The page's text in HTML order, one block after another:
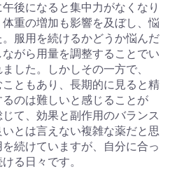
後になると集中力がなくなり
重の増加も影響を及ぼし、悩
服用を続けるかどうか悩んだ
がら用量を調整することでい
した。しかしその一方で、
ともあり、長期的に見ると精
のは難しいと感じることが
て、効果と副作用のバランス
とは言えない複雑な薬だと思
続けていますが、自分に合っ
る日々です。